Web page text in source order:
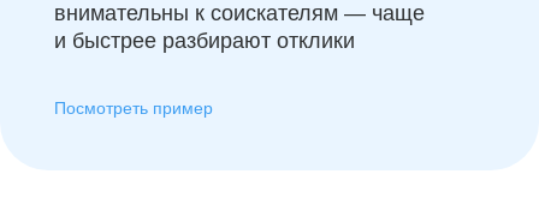
внимательны к соискателям — чаще
и быстрее разбирают отклики
Посмотреть пример